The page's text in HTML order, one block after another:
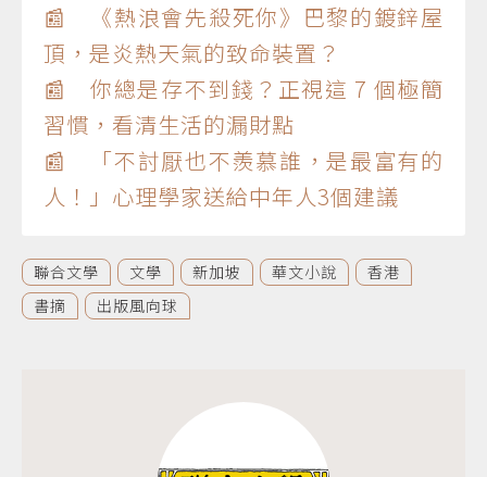
📰 《熱浪會先殺死你》巴黎的鍍鋅屋
頂，是炎熱天氣的致命裝置？
📰 你總是存不到錢？正視這 7 個極簡
習慣，看清生活的漏財點
📰 「不討厭也不羨慕誰，是最富有的
人！」心理學家送給中年人3個建議
聯合文學 文學 新加坡 華文小說
香港
書摘
出版風向球